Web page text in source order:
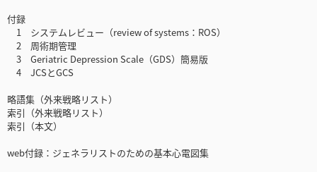
付録
1 システムレビュー（review of systems：ROS）
2 周術期管理
3 Geriatric Depression Scale（GDS）簡易版
4 JCSとGCS
略語集（外来戦略リスト）
索引（外来戦略リスト）
索引（本文）
web付録：ジェネラリストのための基本心電図集